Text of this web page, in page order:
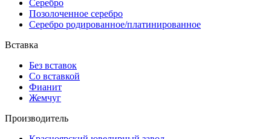
Серебро
Позолоченное серебро
Серебро родированное/платинированное
Вставка
Без вставок
Со вставкой
Фианит
Жемчуг
Производитель